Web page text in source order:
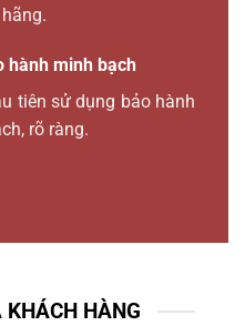
hành minh bạch
tiên sử dụng bảo hành
rõ ràng.
KHÁCH HÀNG